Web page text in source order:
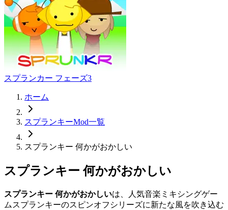
スプランカー フェーズ3
ホーム
スプランキーMod一覧
スプランキー 何かがおかしい
スプランキー 何かがおかしい
スプランキー 何かがおかしいは、人気音楽ミキシングゲー
ムスプランキーのスピンオフシリーズに新たな風を吹き込む